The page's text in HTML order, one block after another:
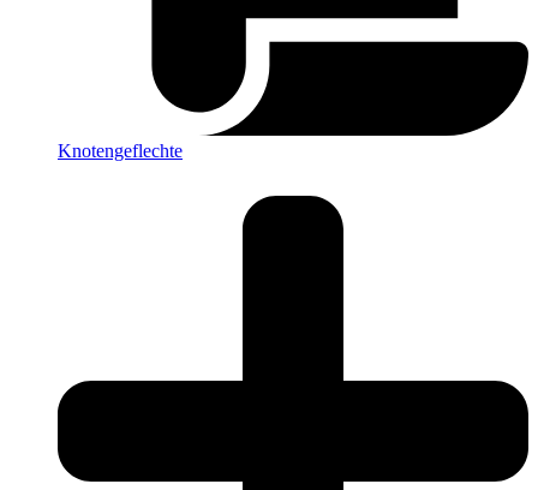
Knotengeflechte